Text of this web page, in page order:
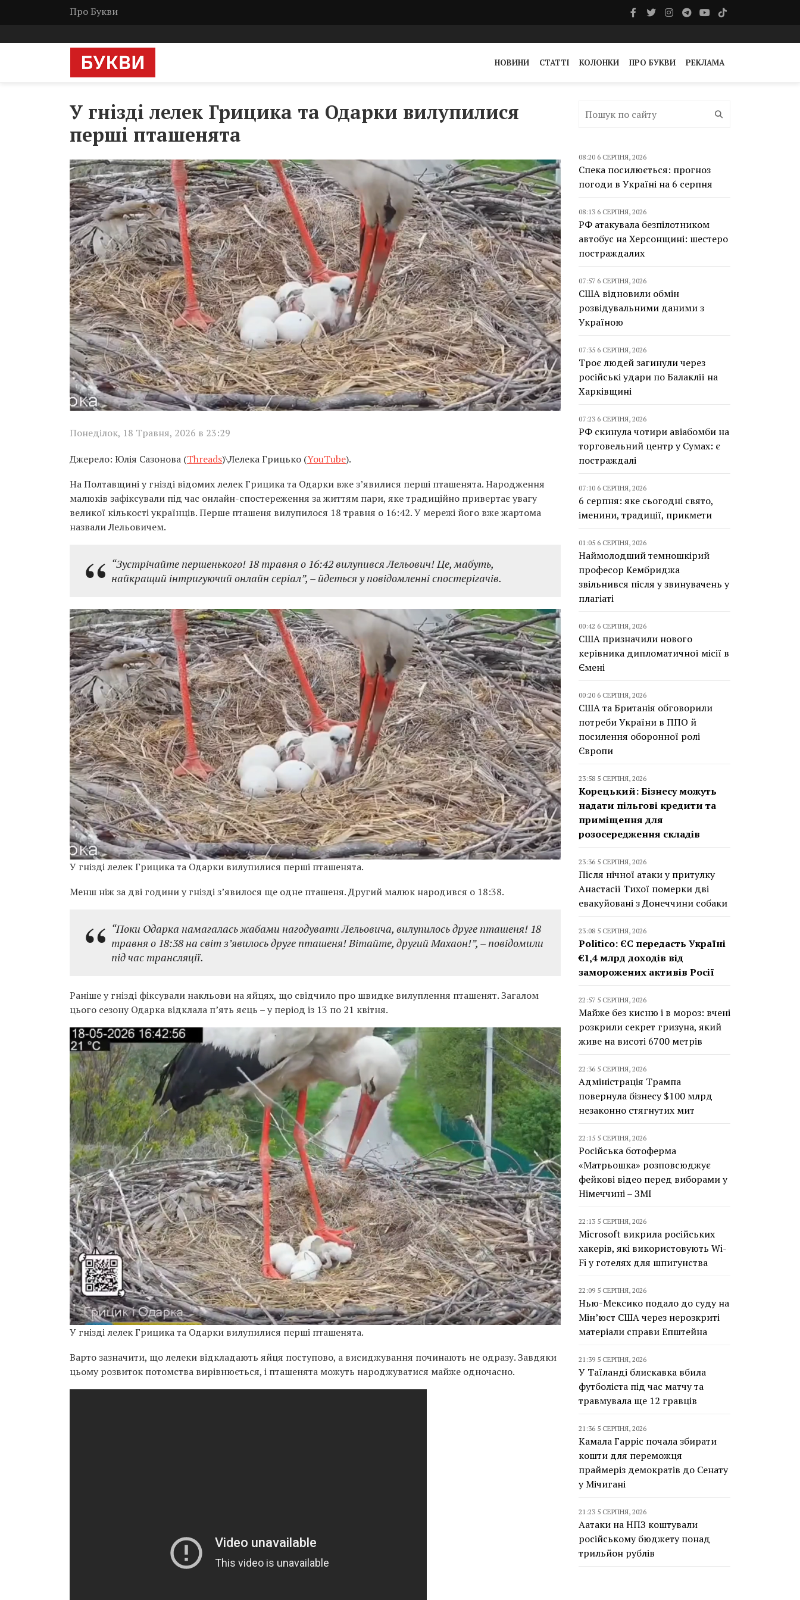
Про Букви
НОВИНИ СТАТТІ КОЛОНКИ ПРО БУКВИ РЕКЛАМА
У гнізді лелек Грицика та Одарки вилупилися
перші пташенята
Понеділок, 18 Травня, 2026 в 23:29
Джерело: Юлія Сазонова (Threads)\Лелека Грицько (YouTube).
На Полтавщині у гнізді відомих лелек Грицика та Одарки вже з’явилися перші пташенята. Народження
малюків зафіксували під час онлайн-спостереження за життям пари, яке традиційно привертає увагу
великої кількості українців. Перше пташеня вилупилося 18 травня о 16:42. У мережі його вже жартома
назвали Лельовичем.
“Зустрічайте першенького! 18 травня о 16:42 вилупився Лельович! Це, мабуть,
найкращий інтригуючий онлайн серіал”, – йдеться у повідомленні спостерігачів.
У гнізді лелек Грицика та Одарки вилупилися перші пташенята.
Менш ніж за дві години у гнізді з’явилося ще одне пташеня. Другий малюк народився о 18:38.
“Поки Одарка намагалась жабами нагодувати Лельовича, вилупилось друге пташеня! 18
травня о 18:38 на світ з’явилось друге пташеня! Вітайте, другий Махаон!”, – повідомили
під час трансляції.
Раніше у гнізді фіксували накльови на яйцях, що свідчило про швидке вилуплення пташенят. Загалом
цього сезону Одарка відклала п’ять яєць – у період із 13 по 21 квітня.
У гнізді лелек Грицика та Одарки вилупилися перші пташенята.
Варто зазначити, що лелеки відкладають яйця поступово, а висиджування починають не одразу. Завдяки
цьому розвиток потомства вирівнюється, і пташенята можуть народжуватися майже одночасно.
08:20 6 СЕРПНЯ, 2026
Спека посилюється: прогноз
погоди в Україні на 6 серпня
08:13 6 СЕРПНЯ, 2026
РФ атакувала безпілотником
автобус на Херсонщині: шестеро
постраждалих
07:57 6 СЕРПНЯ, 2026
США відновили обмін
розвідувальними даними з
Україною
07:35 6 СЕРПНЯ, 2026
Троє людей загинули через
російські удари по Балаклії на
Харківщині
07:23 6 СЕРПНЯ, 2026
РФ скинула чотири авіабомби на
торговельний центр у Сумах: є
постраждалі
07:10 6 СЕРПНЯ, 2026
6 серпня: яке сьогодні свято,
іменини, традиції, прикмети
01:05 6 СЕРПНЯ, 2026
Наймолодший темношкірий
професор Кембриджа
звільнився після у звинувачень у
плагіаті
00:42 6 СЕРПНЯ, 2026
США призначили нового
керівника дипломатичної місії в
Ємені
00:20 6 СЕРПНЯ, 2026
США та Британія обговорили
потреби України в ППО й
посилення оборонної ролі
Європи
23:58 5 СЕРПНЯ, 2026
Корецький: Бізнесу можуть
надати пільгові кредити та
приміщення для
розосередження складів
23:36 5 СЕРПНЯ, 2026
Після нічної атаки у притулку
Анастасії Тихої померки дві
евакуйовані з Донеччини собаки
23:08 5 СЕРПНЯ, 2026
Politico: ЄС передасть Україні
€1,4 млрд доходів від
заморожених активів Росії
22:57 5 СЕРПНЯ, 2026
Майже без кисню і в мороз: вчені
розкрили секрет гризуна, який
живе на висоті 6700 метрів
22:36 5 СЕРПНЯ, 2026
Адміністрація Трампа
повернула бізнесу $100 млрд
незаконно стягнутих мит
22:15 5 СЕРПНЯ, 2026
Російська ботоферма
«Матрьошка» розповсюджує
фейкові відео перед виборами у
Німеччині – ЗМІ
22:13 5 СЕРПНЯ, 2026
Microsoft викрила російських
хакерів, які використовують Wi-
Fi у готелях для шпигунства
22:09 5 СЕРПНЯ, 2026
Нью-Мексико подало до суду на
Мін’юст США через нерозкриті
матеріали справи Епштейна
21:39 5 СЕРПНЯ, 2026
У Таїланді блискавка вбила
футболіста під час матчу та
травмувала ще 12 гравців
21:36 5 СЕРПНЯ, 2026
Камала Гарріс почала збирати
кошти для переможця
праймеріз демократів до Сенату
у Мічигані
21:23 5 СЕРПНЯ, 2026
Аатаки на НПЗ коштували
російському бюджету понад
трильйон рублів